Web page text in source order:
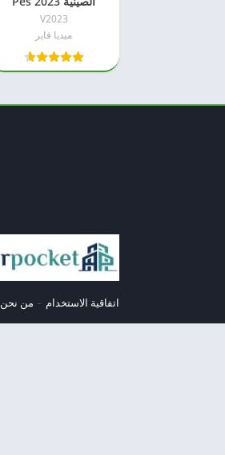
China apk من ميديا
فاير
V2023
ميديا فاير
اتفاقية الاستخدام
من نحن